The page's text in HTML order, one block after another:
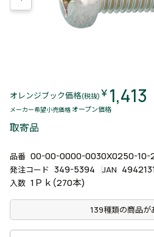
オレンジブック価格(税抜) ￥ 1,413
メーカー希望小売価格 オープン価格
取寄品
品番 00-00-0000-0030X0250-10-
発注コード 349-5394 JAN
入数 1Ｐｋ(270本)
139種類の商品が